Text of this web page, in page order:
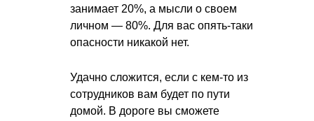
занимает 20%, а мысли о своем
личном — 80%. Для вас опять-таки
опасности никакой нет.
Удачно сложится, если с кем-то из
сотрудников вам будет по пути
домой. В дороге вы сможете